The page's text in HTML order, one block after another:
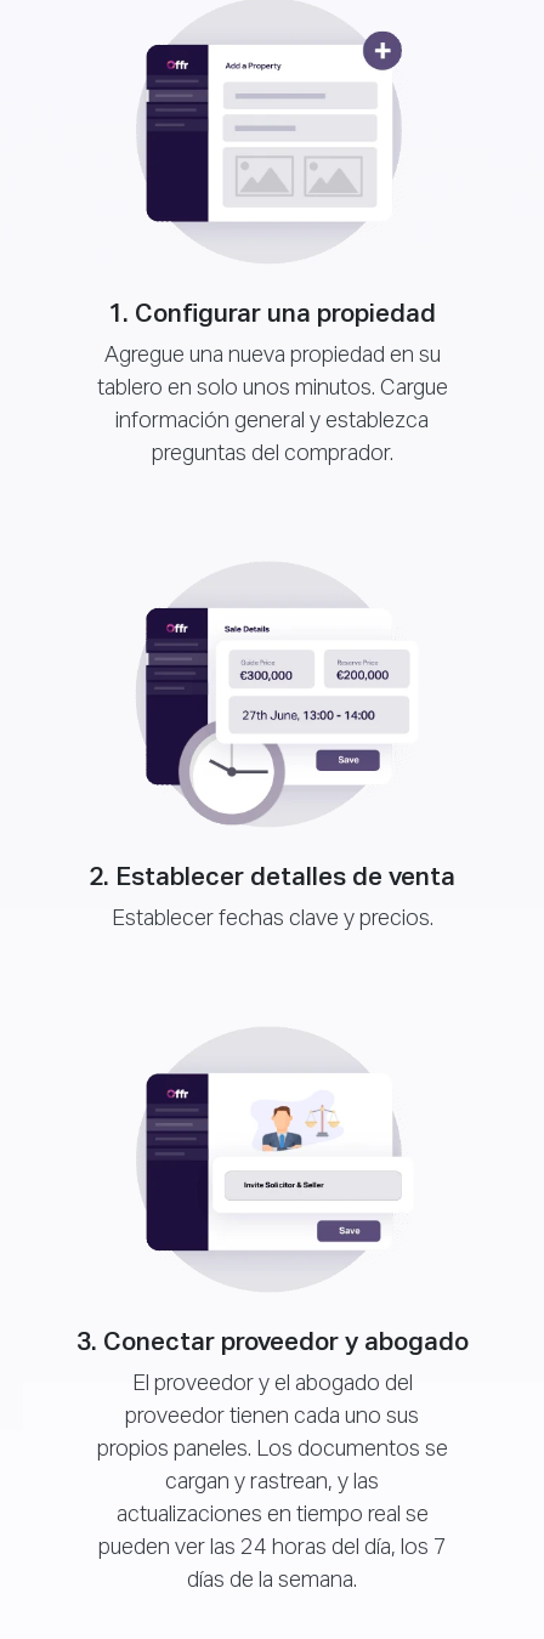
1. Configurar una propiedad
Agregue una nueva propiedad en su
tablero en solo unos minutos. Cargue
información general y establezca
preguntas del comprador.
2. Establecer detalles de venta
Establecer fechas clave y precios.
3. Conectar proveedor y abogado
El proveedor y el abogado del
proveedor tienen cada uno sus
propios paneles. Los documentos se
cargan y rastrean, y las
actualizaciones en tiempo real se
pueden ver las 24 horas del día, los 7
días de la semana.